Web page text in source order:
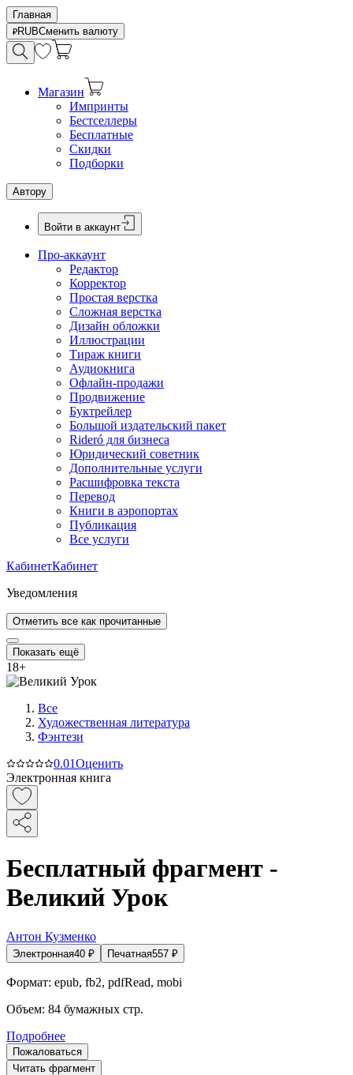
Главная
RUBСменить валюту
Магазин
Импринты
Бестселлеры
Бесплатные
Скидки
Подборки
Автору
Войти в аккаунт
Про-аккаунт
Редактор
Корректор
Простая верстка
Сложная верстка
Дизайн обложки
Иллюстрации
Тираж книги
Аудиокнига
Офлайн-продажи
Продвижение
Буктрейлер
Большой издательский пакет
Rideró для бизнеса
Юридический советник
Дополнительные услуги
Расшифровка текста
Перевод
Книги в аэропортах
Публикация
Все услуги
КабинетКабинет
Уведомления
Отметить все как прочитанные
Показать ещё
18+
Все
Художественная литература
Фэнтези
0.01Оценить
Электронная книга
Бесплатный фрагмент -
Великий Урок
Антон Кузменко
Электронная40 ₽ Печатная557 ₽
Формат: epub, fb2, pdfRead, mobi
Объем: 84 бумажных стр.
Подробнее
Пожаловаться
Читать фрагмент